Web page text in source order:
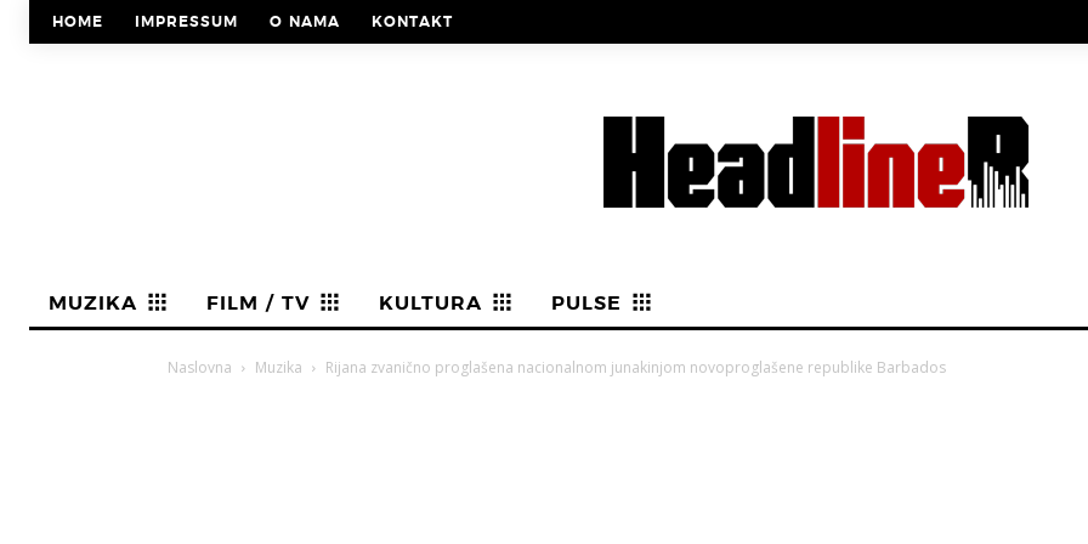
HOME IMPRESSUM O NAMA KONTAKT
MUZIKA FILM / TV KULTURA PULSE
Naslovna Muzika Rijana zvanično proglašena nacionalnom junakinjom novoproglašene republike Barbados